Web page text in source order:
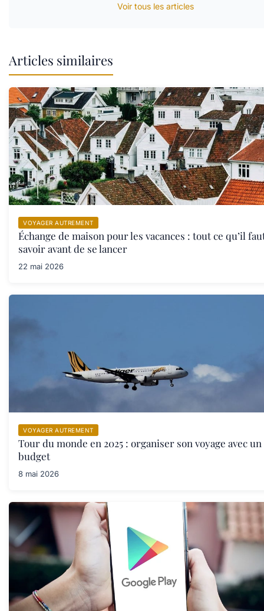
Voir tous les articles
Articles similaires
VOYAGER AUTREMENT
Échange de maison pour les vacances : tout ce qu’il
savoir avant de se lancer
22 mai 2026
VOYAGER AUTREMENT
Tour du monde en 2025 : organiser son voyage avec
budget
8 mai 2026